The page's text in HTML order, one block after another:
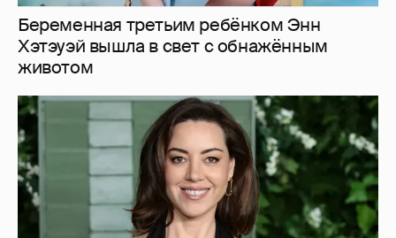
42-летняя звезда "Белого лотоса" Обри
Плаза впервые стала матерью
1